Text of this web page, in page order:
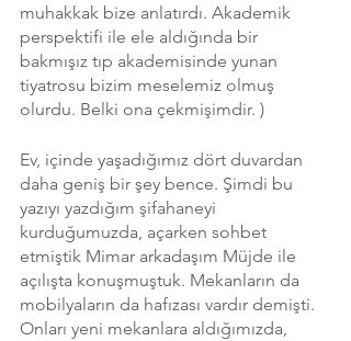
muhakkak bize anlatırdı. Akademik
perspektifi ile ele aldığında bir
bakmışız tıp akademisinde yunan
tiyatrosu bizim meselemiz olmuş
olurdu. Belki ona çekmişimdir. )
Ev, içinde yaşadığımız dört duvardan
daha geniş bir şey bence. Şimdi bu
yazıyı yazdığım şifahaneyi
kurduğumuzda, açarken sohbet
etmiştik Mimar arkadaşım Müjde ile
açılışta konuşmuştuk. Mekanların da
mobilyaların da hafızası vardır demişti.
Onları yeni mekanlara aldığımızda,